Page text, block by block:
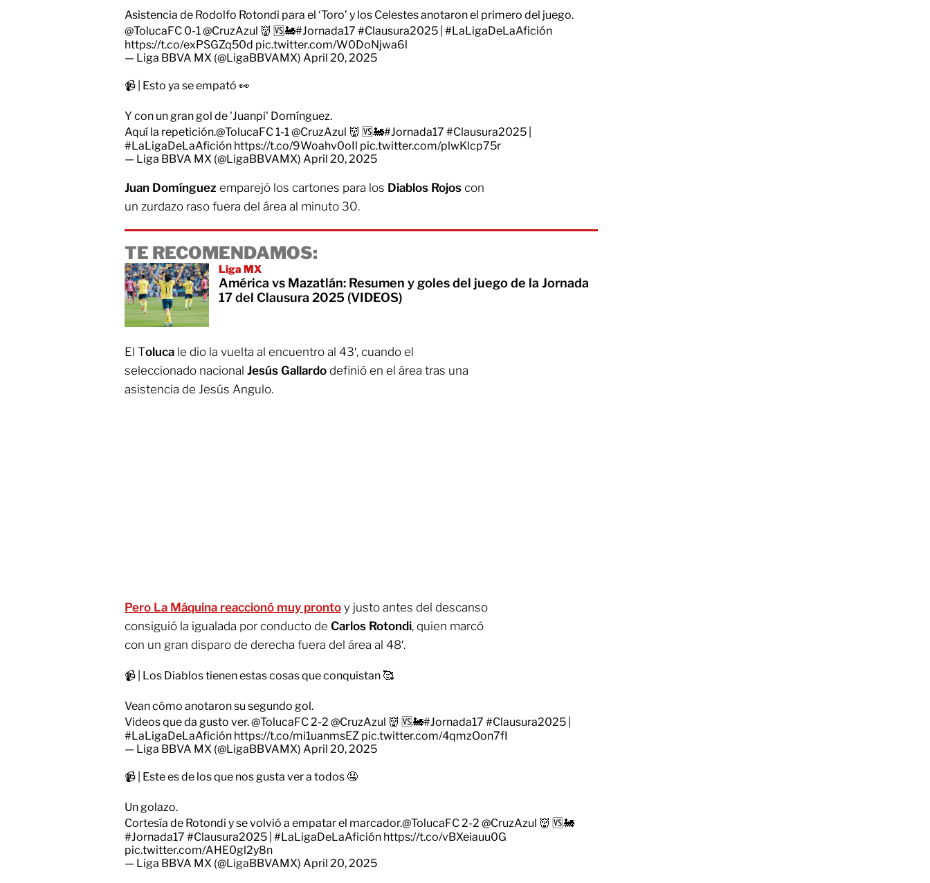
Asistencia de Rodolfo Rotondi para el ‘Toro’ y los Celestes anotaron el primero del juego.
@TolucaFC 0-1@CruzAzul 👹 🆚🚂#Jornada17 #Clausura2025 #LaLigaDeLaAfición
https://t.co/exPSGZq50d pic.twitter.com/W0DoNjwa6l
— Liga BBVA MX (@LigaBBVAMX) April 20, 2025
📹 | Esto ya se empató 👀
Y con un gran gol de 'Juanpi' Domínguez.
Aquí la repetición.@TolucaFC1-1@CruzAzul 👹 🆚🚂#Jornada17 #Clausura2025
#LaLigaDeLaAfición https://t.co/9Woahv0oIl pic.twitter.com/plwKlcp75r
— Liga BBVA MX (@LigaBBVAMX) April 20, 2025
Juan Domínguez emparejó los cartones para los Diablos Rojos con
un zurdazo raso fuera del área al minuto 30.
TE RECOMENDAMOS:
Liga MX
América vs Mazatlán: Resumen y goles del juego de la Jornada
17 del Clausura 2025 (VIDEOS)
El Toluca le dio la vuelta al encuentro al 43′, cuando el
seleccionado nacional Jesús Gallardo definió en el área tras una
asistencia de Jesús Angulo.
Pero La Máquina reaccionó muy pronto y justo antes del descanso
consiguió la igualada por conducto de Carlos Rotondi, quien marcó
con un gran disparo de derecha fuera del área al 48′.
📹 | Los Diablos tienen estas cosas que conquistan 🥰
Vean cómo anotaron su segundo gol.
Videos que da gusto ver.@TolucaFC 2-2 @CruzAzul 👹 🆚🚂#Jornada17 #Clausura2025
#LaLigaDeLaAfición https://t.co/mi1uanmsEZ pic.twitter.com/4qmzOon7fI
— Liga BBVA MX (@LigaBBVAMX) April 20, 2025
📹 | Este es de los que nos gusta ver a todos 🤤
Un golazo.
Cortesía de Rotondi y se volvió a empatar el marcador.@TolucaFC 2-2 @CruzAzul 👹 🆚🚂
#Jornada17 #Clausura2025 #LaLigaDeLaAfición https://t.co/vBXeiauu0G
pic.twitter.com/AHE0gl2y8n
— Liga BBVA MX (@LigaBBVAMX) April 20, 2025